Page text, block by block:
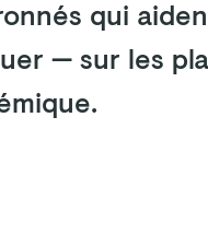
qui
— sur les